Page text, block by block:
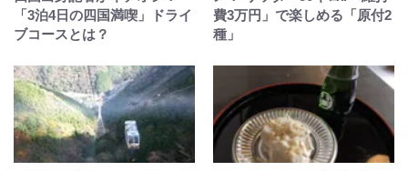
「3泊4日の四国満喫」ドライ
ブコースとは？
費3万円」で楽しめる「原付2
種」